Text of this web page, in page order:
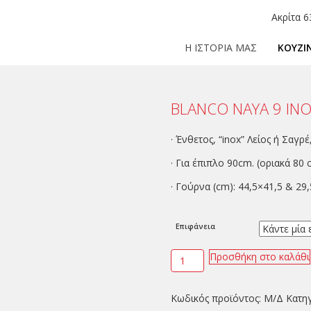
Ακρίτα
Η ΙΣΤΟΡΙΑ ΜΑΣ
BLANCO NAYA 9
· Ένθετος, “inox” Λείος ή
· Για έπιπλο 90cm. (οριακά 80
· Γούρνα (cm): 44,5×41,5 &
Επιφάνεια
Προσθήκη στο καλάθι
Κωδικός προϊόντος: Μ/Δ